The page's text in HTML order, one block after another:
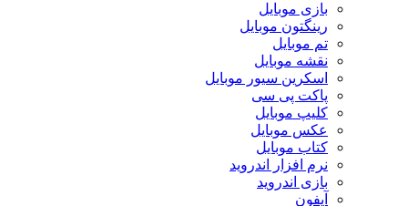
بازی موبایل
رینگتون موبایل
تم موبایل
نقشه موبایل
اسکرین سیور موبایل
پاکت پی سی
کلیپ موبایل
عکس موبایل
کتاب موبایل
نرم افزار اندروید
بازی اندروید
آیفون